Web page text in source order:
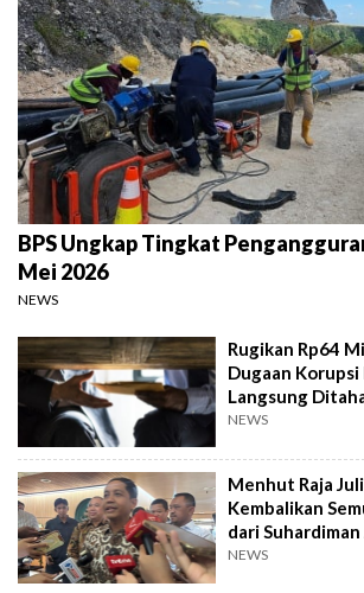
BPS Ungkap Tingkat
Mei 2026
NEWS
Rugikan Rp64
Dugaan Korupsi
Langsung
NEWS
Menhut Raja
Kembalikan
dari
NEWS